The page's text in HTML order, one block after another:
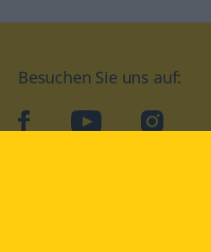
Besuchen Sie uns auf:
facebookYouTube Instagram